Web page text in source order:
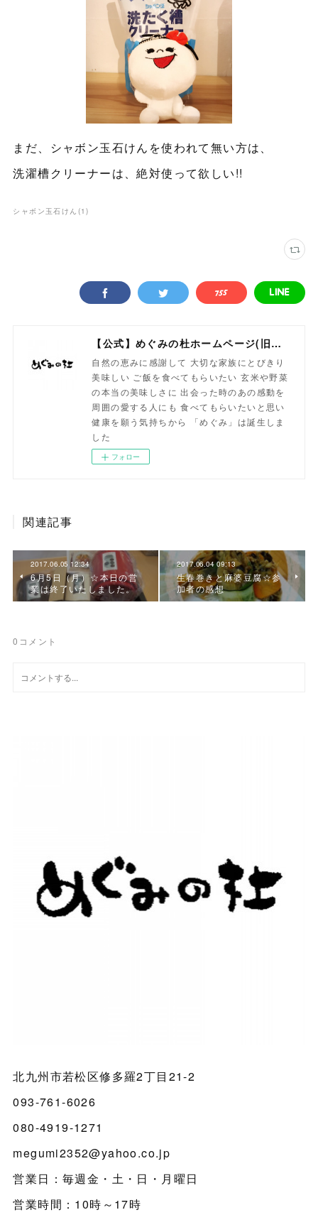
まだ、シャボン玉石けんを使われて無い方は、
洗濯槽クリーナーは、絶対使って欲しい!!
シャボン玉石けん (1)
【公式】めぐみの杜ホームページ(旧自然食工房）
自然の恵みに感謝して 大切な家族にとびきり
美味しい ご飯を食べてもらいたい 玄米や野菜
の本当の美味しさに 出会った時のあの感動を
周囲の愛する人にも 食べてもらいたいと思い
健康を願う気持ちから 「めぐみ」は誕生しま
した
フォロー
関連記事
2017.06.05 12:34
6月5日（月）☆本日の営
業は終了いたしました。
2017.06.04 09:13
生春巻きと麻婆豆腐☆参
加者の感想
0 コメント
北九州市若松区修多羅2丁目21-2
093-761-6026
080-4919-1271
megumi2352@yahoo.co.jp
営業日：毎週金・土・日・月曜日
営業時間：10時～17時